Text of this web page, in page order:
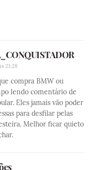
21:28
compra BMW ou
lendo comentário de
Eles jamais vão poder
para desfilar pelas
Melhor ficar quieto